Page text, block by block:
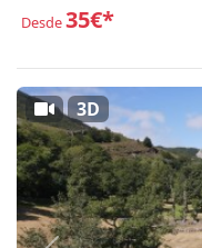
Desde35€*
3D